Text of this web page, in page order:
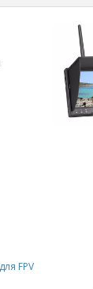
FPV